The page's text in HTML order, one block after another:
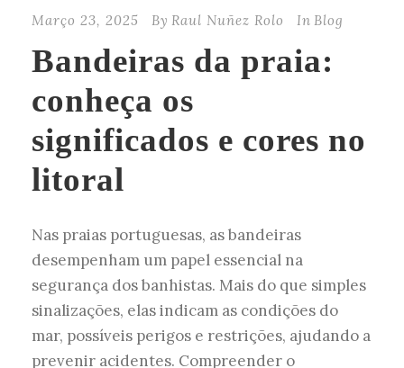
Março 23, 2025 By Raul Nuñez Rolo In Blog
Bandeiras da praia:
conheça os
significados e cores no
litoral
Nas praias portuguesas, as bandeiras
desempenham um papel essencial na
segurança dos banhistas. Mais do que simples
sinalizações, elas indicam as condições do
mar, possíveis perigos e restrições, ajudando a
prevenir acidentes. Compreender o